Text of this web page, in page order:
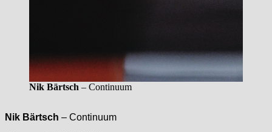
Nik Bärtsch – Continuum
Nik Bärtsch – Continuum